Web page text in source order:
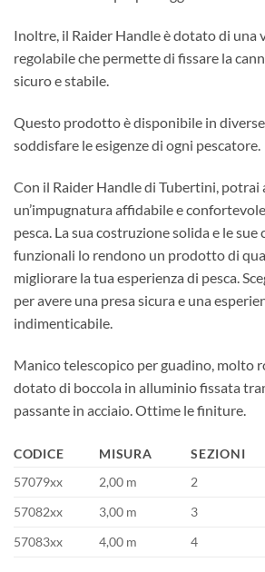
Inoltre, il Raider Handle è dotato di una
regolabile che permette di fissare la
sicuro e stabile.
Questo prodotto è disponibile in
soddisfare le esigenze di ogni pescatore.
Con il Raider Handle di Tubertini, potrai
un’impugnatura affidabile e
pesca. La sua costruzione solida e le
funzionali lo rendono un prodotto di
migliorare la tua esperienza di pesca.
per avere una presa sicura e una
indimenticabile.
Manico telescopico per guadino, molto
dotato di boccola in alluminio fissata
passante in acciaio. Ottime le finiture.
CODICE MISURA SEZIONI
57079xx
2,00 m 2
57082xx
3,00 m 3
57083xx
4,00 m 4